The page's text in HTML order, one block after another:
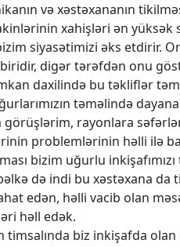
və xəstəxananın
xahişləri ən yüksək
siyasətimizi əks etdirir.
digər tərəfdən onu
daxilində bu təkliflər
təməlində
rayonlara
problemlərinin həlli ilə
bizim uğurlu
də indi bu xəstəxana
edən, həlli vacib olan
həll edək.
timsalında biz inkişafda